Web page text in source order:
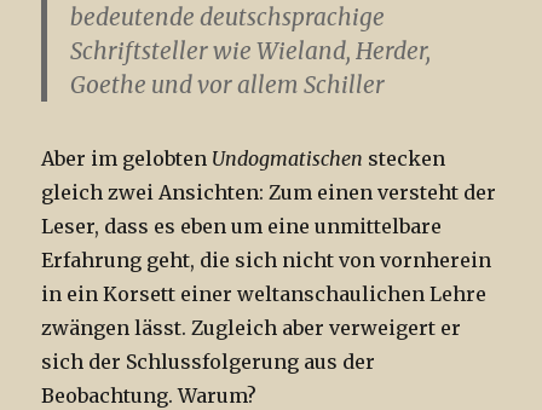
bedeutende deutschsprachige
Schriftsteller wie Wieland, Herder,
Goethe und vor allem Schiller
Aber im gelobten Undogmatischen stecken
gleich zwei Ansichten: Zum einen versteht der
Leser, dass es eben um eine unmittelbare
Erfahrung geht, die sich nicht von vornherein
in ein Korsett einer weltanschaulichen Lehre
zwängen lässt. Zugleich aber verweigert er
sich der Schlussfolgerung aus der
Beobachtung. Warum?